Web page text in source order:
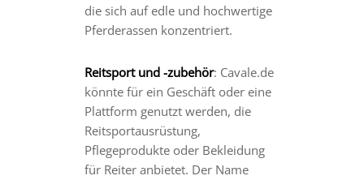
die sich auf edle und hochwertige
Pferderassen konzentriert.
Reitsport und -zubehör: Cavale.de
könnte für ein Geschäft oder eine
Plattform genutzt werden, die
Reitsportausrüstung,
Pflegeprodukte oder Bekleidung
für Reiter anbietet. Der Name